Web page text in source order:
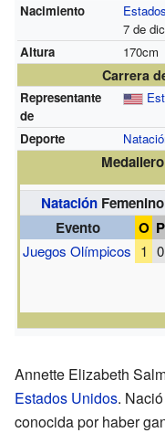
Nacimiento
7 de
Altura
170cm
Carrera
Representante
de
Deporte
Medallero
NataciónFemenino
Evento
O P
Juegos Olímpicos 1 0
Annette Elizabeth
Estados Unidos.
conocida por haber